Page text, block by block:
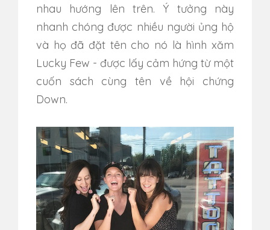
nhau hướng lên trên. Ý tưởng này
nhanh chóng được nhiều người ủng hộ
và họ đã đặt tên cho nó là hình xăm
Lucky Few - được lấy cảm hứng từ một
cuốn sách cùng tên về hội chứng
Down.